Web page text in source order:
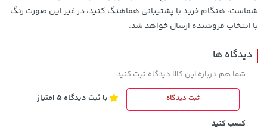
129,000 تومان
145,900
خرید
شماست، هنگام خرید با پشتیبانی هماهنگ کنید، در غیر این صورت رنگ
با انتخاب فروشنده ارسال خواهد شد.
دیدگاه ها
شما هم درباره این کالا دیدگاه ثبت کنید
ثبت دیدگاه با ثبت دیدگاه 5 امتیاز
کسب کنید